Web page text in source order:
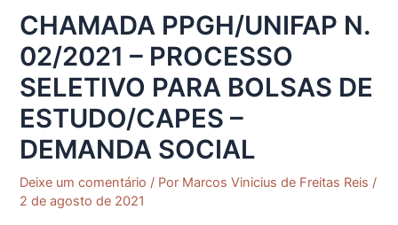
CHAMADA PPGH/UNIFAP N.
02/2021 – PROCESSO
SELETIVO PARA BOLSAS DE
ESTUDO/CAPES –
DEMANDA SOCIAL
Deixe um comentário / Por Marcos Vinicius de Freitas Reis /
2 de agosto de 2021